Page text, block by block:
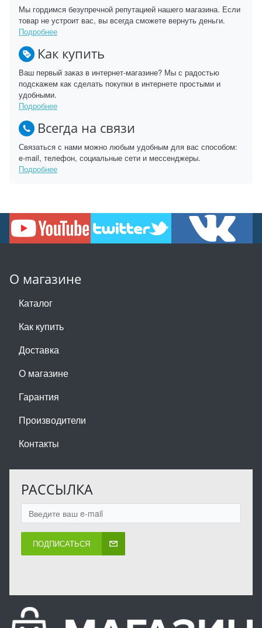
Мы гордимся безупречной репутацией нашего магазина. Если
товар не устроит вас, вы всегда сможете вернуть деньги.
Подробнее
Как купить
Ваш первый заказ в интернет-магазине? Мы с радостью
подскажем как сделать покупки в интернете простыми и
удобными.
Подробнее
Всегда на связи
Связаться с нами можно любым удобным для вас способом:
e-mail, телефон, социальные сети и мессенджеры.
Подробнее
О магазине
Каталог
Как купить
Доставка
О магазине
Гарантия
Производители
Контакты
РАССЫЛКА
ПОДПИСАТЬСЯ